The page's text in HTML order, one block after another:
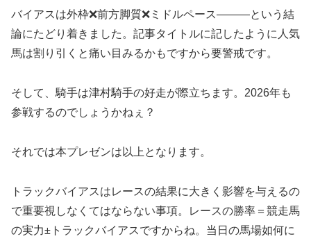
バイアスは外枠❌前方脚質❌ミドルペース———という結
論にたどり着きました。記事タイトルに記したように人気
馬は割り引くと痛い目みるかもですから要警戒です。
そして、騎手は津村騎手の好走が際立ちます。2026年も
参戦するのでしょうかねぇ？
それでは本プレゼンは以上となります。
トラックバイアスはレースの結果に大きく影響を与えるの
で重要視しなくてはならない事項。レースの勝率＝競走馬
の実力±トラックバイアスですからね。当日の馬場如何に